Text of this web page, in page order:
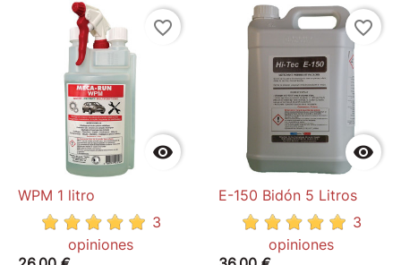
Bouchons Valve
Porte clés flamme
pegatinas

favorite_border
WPM 1 litro
3
opiniones

favorite_border
E-150 Bidón 5 Litros
3
opiniones